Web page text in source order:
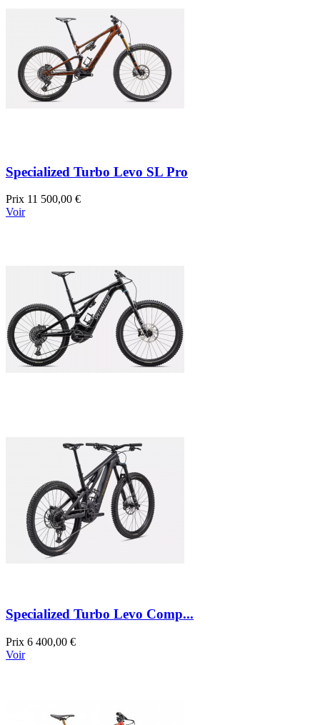
Specialized Turbo Levo SL Pro
Prix 11 500,00 €
Voir
Specialized Turbo Levo Comp...
Prix 6 400,00 €
Voir